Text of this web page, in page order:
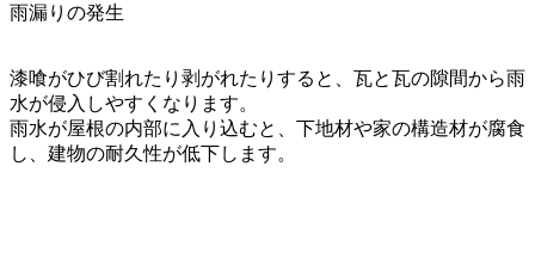
雨漏りの発生
漆喰がひび割れたり剥がれたりすると、瓦と瓦の隙間から雨
水が侵入しやすくなります。
雨水が屋根の内部に入り込むと、下地材や家の構造材が腐食
し、建物の耐久性が低下します。